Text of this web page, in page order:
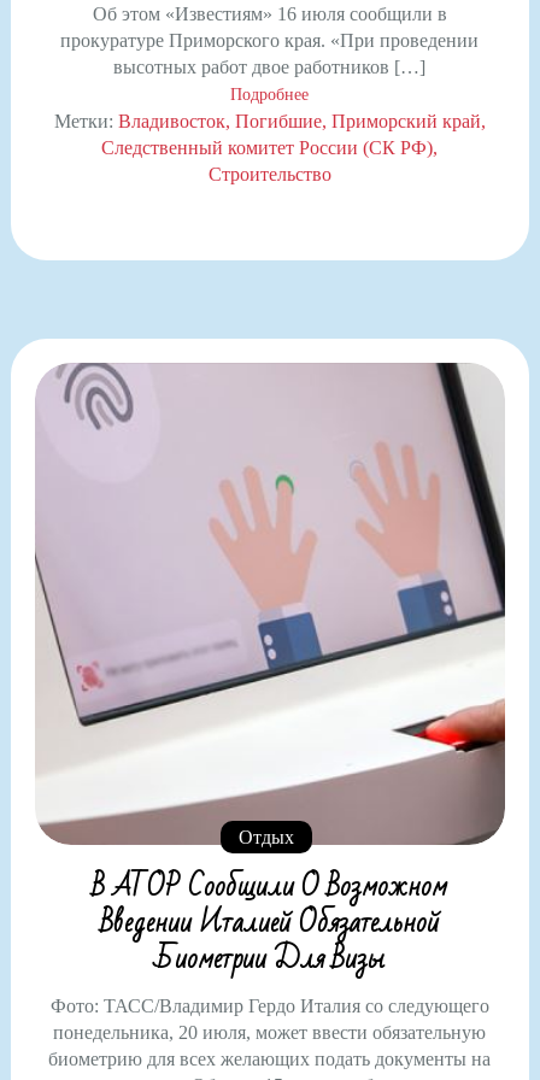
Об этом «Известиям» 16 июля сообщили в
прокуратуре Приморского края. «При проведении
высотных работ двое работников […]
Подробнее
Метки: Владивосток Погибшие Приморский край
Следственный комитет России (СК РФ)
Строительство
Отдых
В АТОР Сообщили О Возможном
Введении Италией Обязательной
Биометрии Для Визы
Фото: ТАСС/Владимир Гердо Италия со следующего
понедельника, 20 июля, может ввести обязательную
биометрию для всех желающих подать документы на